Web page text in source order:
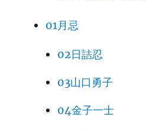
01月忌
02日詰忍
03山口勇子
04金子一士